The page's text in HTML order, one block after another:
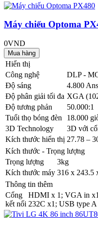
Máy chiếu Optoma
0VND
Hiển thị
Công nghệ
DLP -
Độ sáng
4.800
Độ phân giải tối đa XGA
Độ tương phản
50.000:1
Tuổi thọ bóng đèn
18.000
3D Technology
3D với
Kích thước hiển thị 27.78 –
Kích thước - Trọng lượng
Trọng lượng
3kg
Kích thước máy 316 x 243.5
Thông tin thêm
Cổng
kết nối
HDMI x 1; VGA in
232C x1; USB type